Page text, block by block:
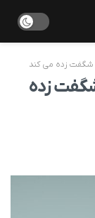
شگفت زده می کند
شگفت زده